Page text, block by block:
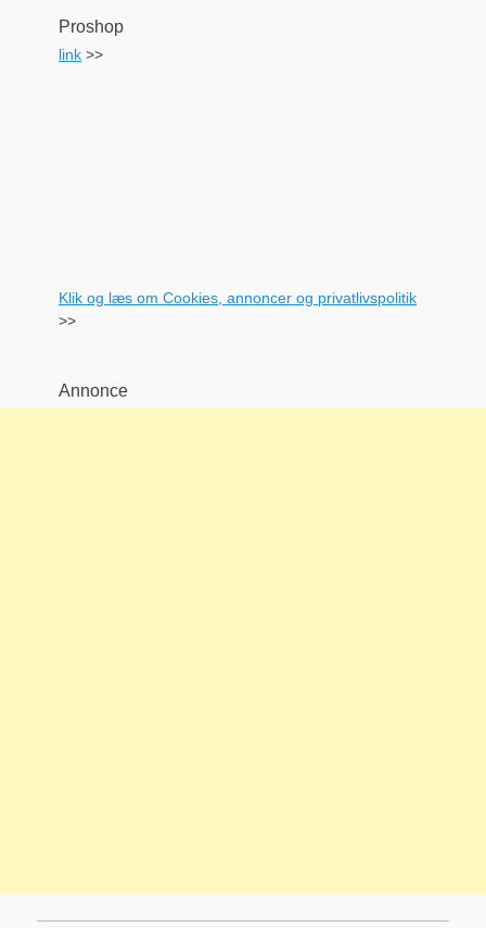
Proshop
link >>
Klik og læs om Cookies, annoncer og privatlivspolitik
>>
Annonce